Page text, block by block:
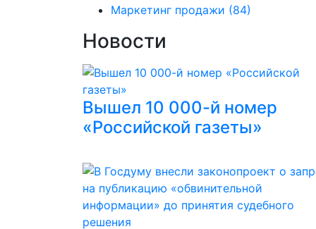
Маркетинг продажи (84)
Новости
Вышел 10 000-й номер
«Российской газеты»